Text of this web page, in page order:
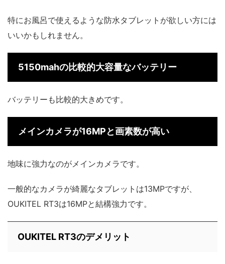
特にお風呂で使えるような防水タブレットが欲しい方には
いいかもしれません。
5150mahの比較的大容量なバッテリー
バッテリーも比較的大きめです。
メインカメラが16MPと画素数が高い
地味に強力なのがメインカメラです。
一般的なカメラが綺麗なタブレットは13MPですが、
OUKITEL RT3は16MPと結構強力です。
OUKITEL RT3のデメリット